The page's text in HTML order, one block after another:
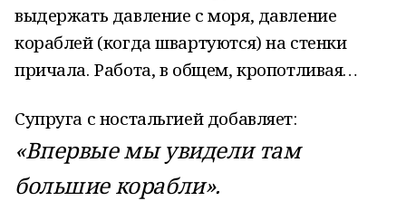
выдержать давление с моря, давление
кораблей (когда швартуются) на стенки
причала. Работа, в общем, кропотливая…
Супруга с ностальгией добавляет:
«Впервые мы увидели там
большие корабли».